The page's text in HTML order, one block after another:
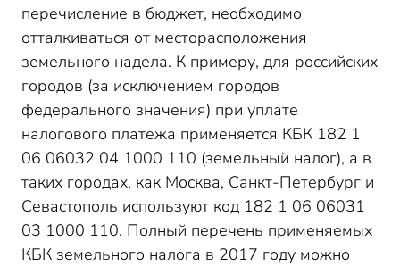
перечисление в бюджет, необходимо
отталкиваться от месторасположения
земельного надела. К примеру, для российских
городов (за исключением городов
федерального значения) при уплате
налогового платежа применяется КБК 182 1
06 06032 04 1000 110 (земельный налог), а в
таких городах, как Москва, Санкт-Петербург и
Севастополь используют код 182 1 06 06031
03 1000 110. Полный перечень применяемых
КБК земельного налога в 2017 году можно